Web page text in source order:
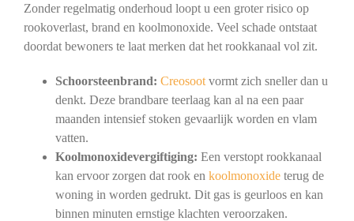
Zonder regelmatig onderhoud loopt u een groter risico op
rookoverlast, brand en koolmonoxide. Veel schade ontstaat
doordat bewoners te laat merken dat het rookkanaal vol zit.
Schoorsteenbrand: Creosootvormt zich sneller dan u
denkt. Deze brandbare teerlaag kan al na een paar
maanden intensief stoken gevaarlijk worden en vlam
vatten.
Koolmonoxidevergiftiging: Een verstopt rookkanaal
kan ervoor zorgen dat rook en koolmonoxideterug de
woning in worden gedrukt. Dit gas is geurloos en kan
binnen minuten ernstige klachten veroorzaken.